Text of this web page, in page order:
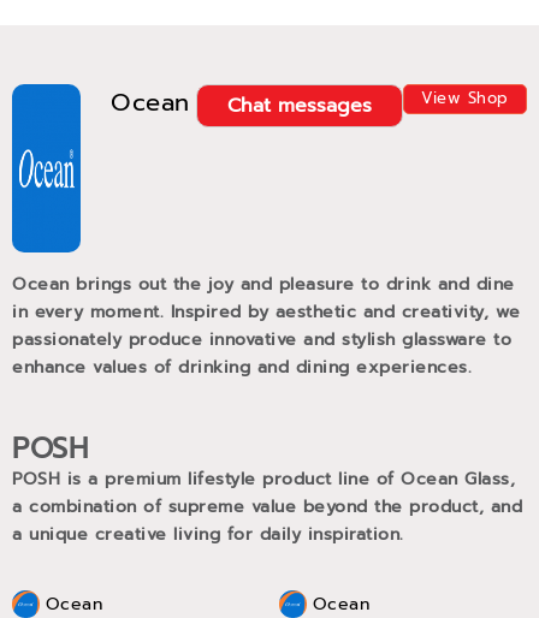
Ocean View Shop
Chat messages
Ocean brings out the joy and pleasure to drink and dine
in every moment. Inspired by aesthetic and creativity, we
passionately produce innovative and stylish glassware to
enhance values of drinking and dining experiences.
POSH
POSH is a premium lifestyle product line of Ocean Glass,
a combination of supreme value beyond the product, and
a unique creative living for daily inspiration.
Ocean Ocean